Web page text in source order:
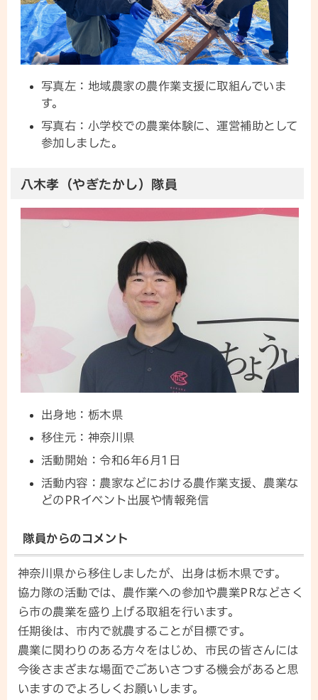
写真左：地域農家の農作業支援に取組んでいま
す。
写真右：小学校での農業体験に、運営補助として
参加しました。
八木孝（やぎたかし）隊員
出身地：栃木県
移住元：神奈川県
活動開始：令和6年6月1日
活動内容：農家などにおける農作業支援、農業な
どのPRイベント出展や情報発信
隊員からのコメント
神奈川県から移住しましたが、出身は栃木県です。
協力隊の活動では、農作業への参加や農業PRなどさく
ら市の農業を盛り上げる取組を行います。
任期後は、市内で就農することが目標です。
農業に関わりのある方々をはじめ、市民の皆さんには
今後さまざまな場面でごあいさつする機会があると思
いますのでよろしくお願いします。